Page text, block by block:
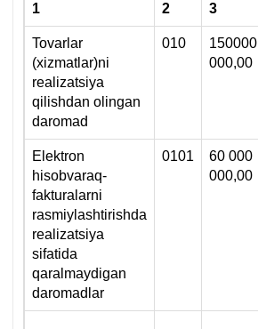
1 2 3
Tovarlar
(хizmatlar)ni
realizatsiya
qilishdan olingan
daromad
010
150000
000,00
Elektron
hisobvaraq-
fakturalarni
rasmiylashtirishda
realizatsiya
sifatida
qaralmaydigan
daromadlar
0101
60 000
000,00